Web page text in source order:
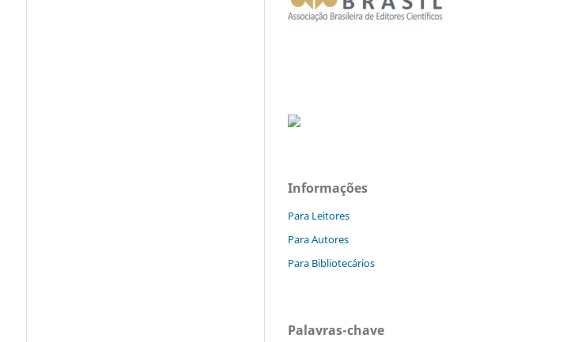
Informações
Para Leitores
Para Autores
Para Bibliotecários
Palavras-chave